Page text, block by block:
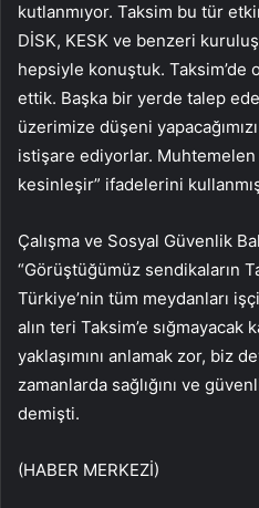
kutlanmıyor. Taksim bu tür
DİSK, KESK ve benzeri
hepsiyle konuştuk. Taksim’de
ettik. Başka bir yerde talep
üzerimize düşeni
istişare ediyorlar.
kesinleşir” ifadelerini
Çalışma ve Sosyal Güvenlik
“Görüştüğümüz sendikaların
Türkiye’nin tüm meydanları
alın teri Taksim’e sığmayacak
yaklaşımını anlamak zor, biz
zamanlarda sağlığını ve
demişti.
(HABER MERKEZİ)